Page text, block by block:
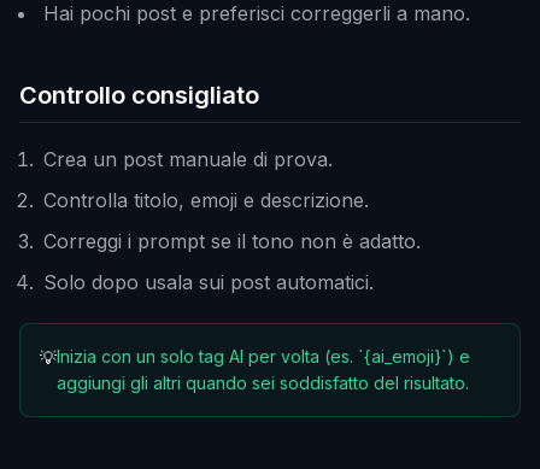
Hai pochi post e preferisci correggerli a mano.
Controllo consigliato
Crea un post manuale di prova.
Controlla titolo, emoji e descrizione.
Correggi i prompt se il tono non è adatto.
Solo dopo usala sui post automatici.
💡Inizia con un solo tag AI per volta (es. `{ai_emoji}`) e
aggiungi gli altri quando sei soddisfatto del risultato.